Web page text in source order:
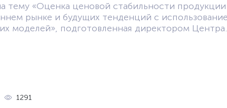
тему «Оценка ценовой стабильности
рынке и будущих тенденций с
моделей», подготовленная директором Центра
подходов. В рамках
1291